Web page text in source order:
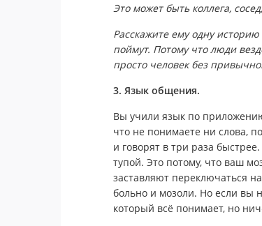
Это может быть коллега,
Расскажите ему одну
поймут. Потому что люди
просто человек без
3. Язык общения.
Вы учили язык по
что не понимаете ни слова,
и говорят в три раза
тупой. Это потому, что ваш
заставляют переключаться
больно и мозоли. Но если вы
который всё понимает, но